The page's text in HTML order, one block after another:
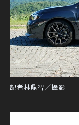
記者林鼎智／攝影